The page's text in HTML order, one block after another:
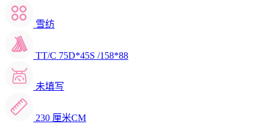
雪纺
TT/C 75D*45S /158*88
未填写
230 厘米CM